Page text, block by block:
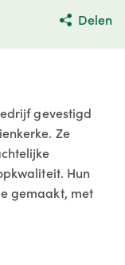
Delen
gevestigd
Ze
Hun
gemaakt, met